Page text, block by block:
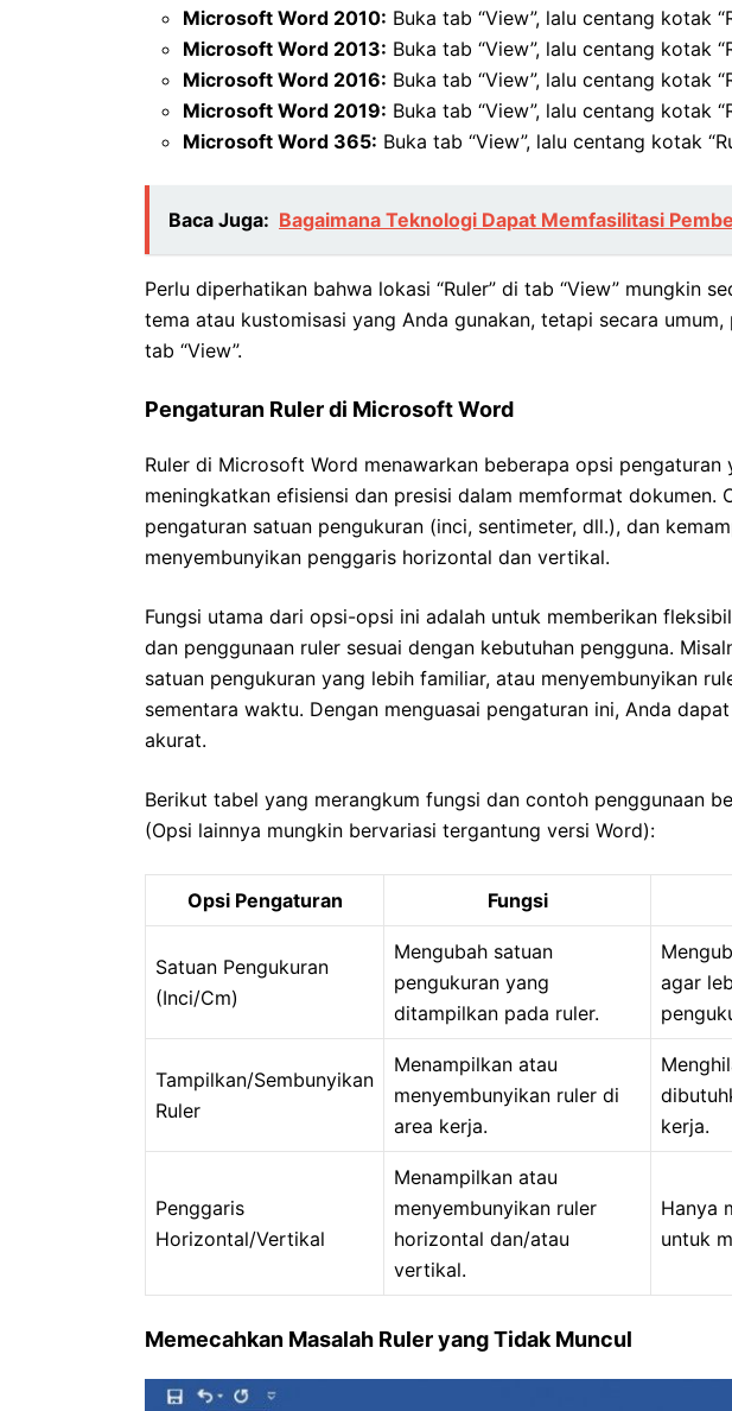
Microsoft Word 2010: Buka tab “View”, lalu centang kotak
Microsoft Word 2013: Buka tab “View”, lalu centang kotak
Microsoft Word 2016: Buka tab “View”, lalu centang kotak
Microsoft Word 2019: Buka tab “View”, lalu centang kotak
Microsoft Word 365: Buka tab “View”, lalu centang kotak
Baca Juga: Bagaimana Teknologi Dapat Memfasilitasi
Perlu diperhatikan bahwa lokasi “Ruler” di tab “View” mungkin
tema atau kustomisasi yang Anda gunakan, tetapi secara
tab “View”.
Pengaturan Ruler di Microsoft Word
Ruler di Microsoft Word menawarkan beberapa opsi pengaturan
meningkatkan efisiensi dan presisi dalam memformat dokumen.
pengaturan satuan pengukuran (inci, sentimeter, dll.), dan
menyembunyikan penggaris horizontal dan vertikal.
Fungsi utama dari opsi-opsi ini adalah untuk memberikan
dan penggunaan ruler sesuai dengan kebutuhan pengguna.
satuan pengukuran yang lebih familiar, atau menyembunyikan
sementara waktu. Dengan menguasai pengaturan ini, Anda
akurat.
Berikut tabel yang merangkum fungsi dan contoh penggunaan
(Opsi lainnya mungkin bervariasi tergantung versi Word):
Opsi Pengaturan Fungsi
Satuan Pengukuran
(Inci/Cm)
Mengubah satuan
pengukuran yang
ditampilkan pada ruler.
agar
Tampilkan/Sembunyikan
Ruler
Menampilkan atau
menyembunyikan ruler di
area kerja.
kerja.
Penggaris
Horizontal/Vertikal
Menampilkan atau
menyembunyikan ruler
horizontal dan/atau
vertikal.
Hanya
untuk
Memecahkan Masalah Ruler yang Tidak Muncul